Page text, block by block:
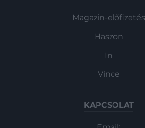
Magazin-előfizetés
Haszon
In
Vince
KAPCSOLAT